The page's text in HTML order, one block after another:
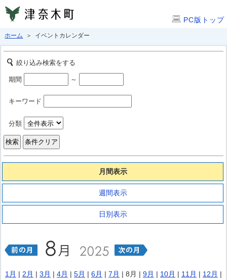
PC版トップ
ホーム ＞ イベントカレンダー
絞り込み検索をする
期間 ～
キーワード
分類
月間表示
週間表示
日別表示
1月 | 2月 | 3月 | 4月 | 5月 | 6月 | 7月 | 8月 | 9月 | 10月 | 11月 | 12月 |